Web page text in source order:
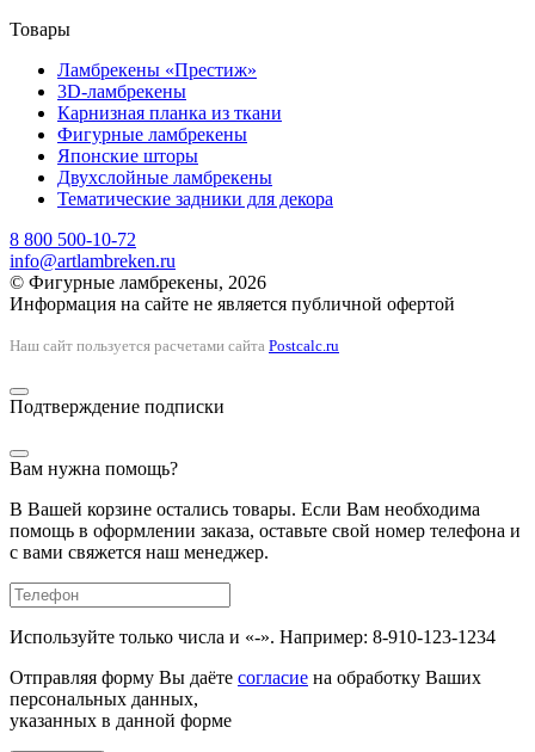
Товары
Ламбрекены «Престиж»
3D-ламбрекены
Карнизная планка из ткани
Фигурные ламбрекены
Японские шторы
Двухслойные ламбрекены
Тематические задники для декора
8 800 500-10-72
info@artlambreken.ru
© Фигурные ламбрекены, 2026
Информация на сайте не является публичной офертой
Наш сайт пользуется расчетами сайта Postcalc.ru
Подтверждение подписки
Вам нужна помощь?
В Вашей корзине остались товары. Если Вам необходима
помощь в оформлении заказа, оставьте свой номер телефона и
с вами свяжется наш менеджер.
Используйте только числа и «-». Например: 8-910-123-1234
Отправляя форму Вы даёте согласие на обработку Ваших
персональных данных,
указанных в данной форме